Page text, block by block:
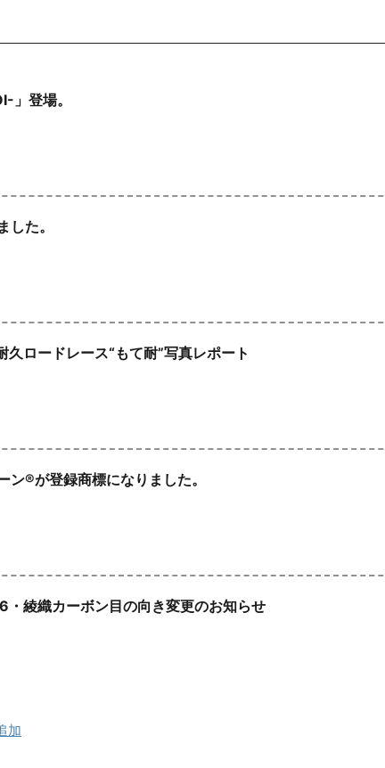
」登場。
した。
ロードレース“もて耐”写真レポート
ン®️が登録商標になりました。
綾織カーボン目の向き変更のお知らせ
加